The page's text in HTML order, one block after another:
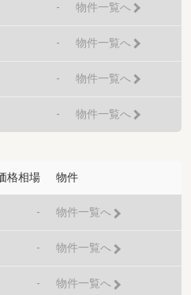
- 物件一覧へ
- 物件一覧へ
- 物件一覧へ
- 物件一覧へ
格相場 物件
- 物件一覧へ
- 物件一覧へ
- 物件一覧へ